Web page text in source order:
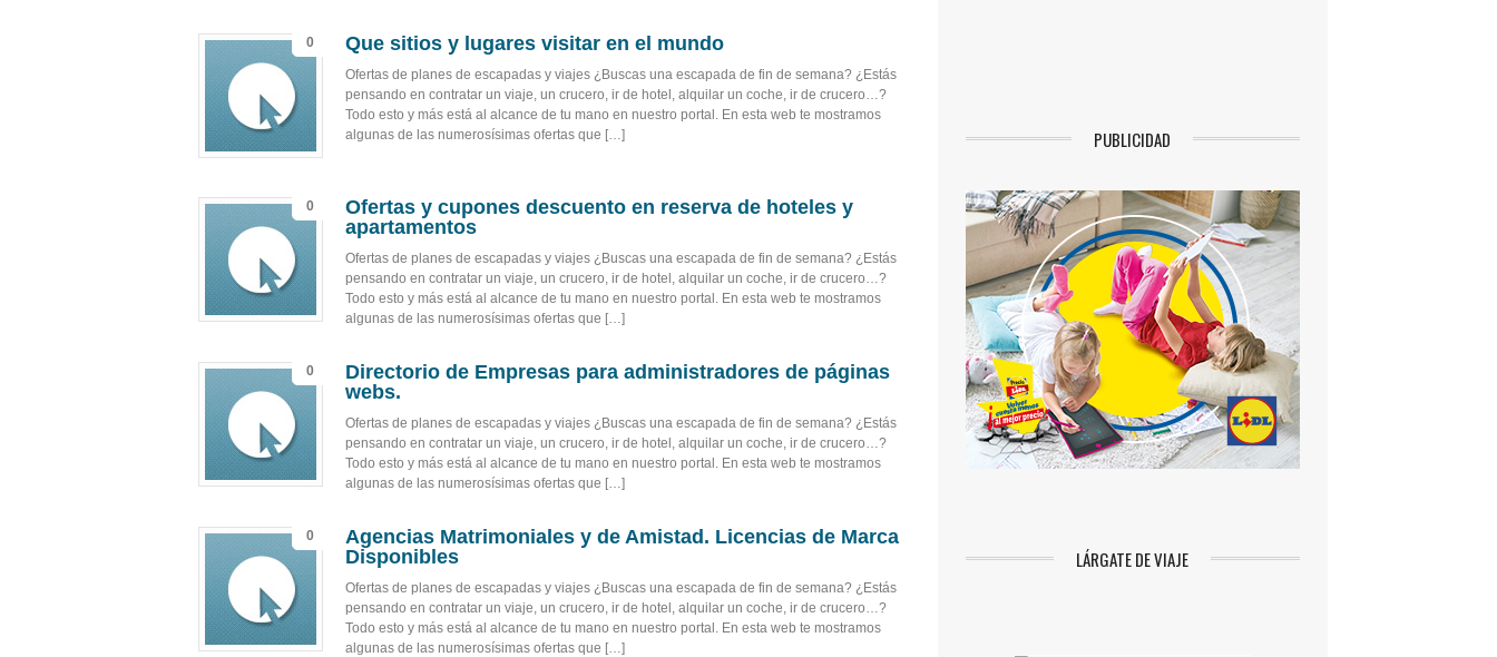
0 Que sitios y lugares visitar en el mundo
Ofertas de planes de escapadas y viajes ¿Buscas una escapada de fin de semana? ¿Estás
pensando en contratar un viaje, un crucero, ir de hotel, alquilar un coche, ir de crucero…?
Todo esto y más está al alcance de tu mano en nuestro portal. En esta web te mostramos
algunas de las numerosísimas ofertas que […]
0
Ofertas y cupones descuento en reserva de hoteles y
apartamentos
Ofertas de planes de escapadas y viajes ¿Buscas una escapada de fin de semana? ¿Estás
pensando en contratar un viaje, un crucero, ir de hotel, alquilar un coche, ir de crucero…?
Todo esto y más está al alcance de tu mano en nuestro portal. En esta web te mostramos
algunas de las numerosísimas ofertas que […]
0
Directorio de Empresas para administradores de páginas
webs.
Ofertas de planes de escapadas y viajes ¿Buscas una escapada de fin de semana? ¿Estás
pensando en contratar un viaje, un crucero, ir de hotel, alquilar un coche, ir de crucero…?
Todo esto y más está al alcance de tu mano en nuestro portal. En esta web te mostramos
algunas de las numerosísimas ofertas que […]
0
Agencias Matrimoniales y de Amistad. Licencias de Marca
Disponibles
Ofertas de planes de escapadas y viajes ¿Buscas una escapada de fin de semana? ¿Estás
pensando en contratar un viaje, un crucero, ir de hotel, alquilar un coche, ir de crucero…?
Todo esto y más está al alcance de tu mano en nuestro portal. En esta web te mostramos
algunas de las numerosísimas ofertas que […]
PUBLICIDAD
LÁRGATE DE VIAJE